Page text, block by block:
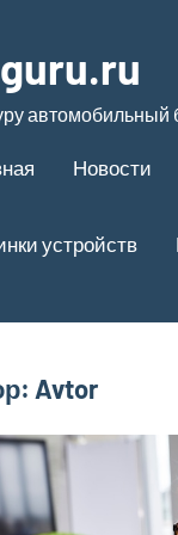
автомобильный
Новости
устройств
Avtor